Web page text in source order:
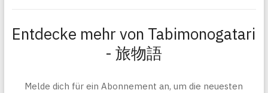
Entdecke mehr von Tabimonogatari
- 旅物語
Melde dich für ein Abonnement an, um die neuesten